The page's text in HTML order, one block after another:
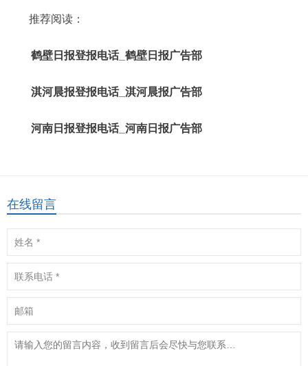
推荐阅读：
鹤壁日报登报电话_鹤壁日报广告部
淇河晨报登报电话_淇河晨报广告部
河南日报登报电话_河南日报广告部
在线留言